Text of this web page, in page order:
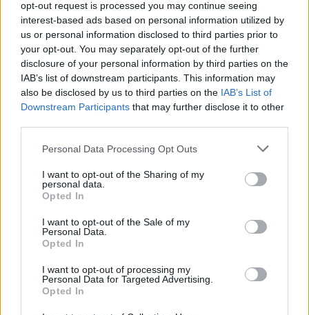
opt-out request is processed you may continue seeing
interest-based ads based on personal information utilized by
us or personal information disclosed to third parties prior to
your opt-out. You may separately opt-out of the further
disclosure of your personal information by third parties on the
IAB’s list of downstream participants. This information may
also be disclosed by us to third parties on the IAB’s List of
Downstream Participants that may further disclose it to other
Personal Data Processing Opt Outs
I want to opt-out of the Sharing of my
personal data.
Opted In
I want to opt-out of the Sale of my
Personal Data.
Opted In
I want to opt-out of processing my
Personal Data for Targeted Advertising.
Opted In
«Κι εγώ θα μπορούσα να πω ότι ο κ. Ανδρουλάκης είναι
Τσίπρας με γραβάτα», πρόσθεσε.
ΠΗΓΗ: ΑΠΕ-ΜΠΕ
ΙΣΧΥΡΗ ΑΥΤΟΔΥΝΑΜΙΑ ΚΥΡΙΑΚΟΣ ΜΗΤΣΟΤΑΚΗΣ
FacebookTwitter Telegram
PREVIOUS ARTICLE NEXT ARTICLE